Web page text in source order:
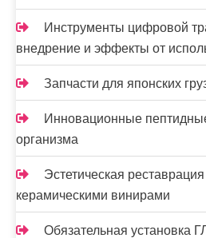
Инструменты цифровой
внедрение и эффекты от
Запчасти для японских
Инновационные
организма
Эстетическая
керамическими винирами
Обязательная установка